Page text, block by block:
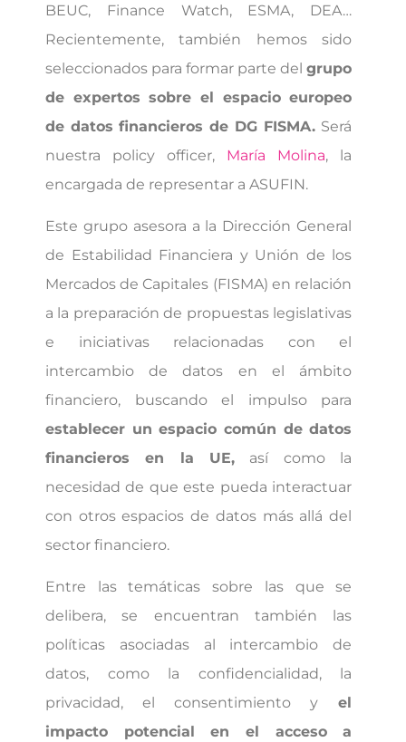
BEUC, Finance Watch, ESMA, DEA…
Recientemente, también hemos sido
seleccionados para formar parte delgrupo
de expertos sobre el espacio europeo
de datos financieros de DG FISMA. Será
nuestra policy officer, María Molina, la
encargada de representar a ASUFIN.
Este grupo asesora a la Dirección General
de Estabilidad Financiera y Unión de los
Mercados de Capitales (FISMA) en relación
a la preparación de propuestas legislativas
e iniciativas relacionadas con el
intercambio de datos en el ámbito
financiero, buscando el impulso para
establecer un espacio común de datos
financieros en la UE, así como la
necesidad de que este pueda interactuar
con otros espacios de datos más allá del
sector financiero.
Entre las temáticas sobre las que se
delibera, se encuentran también las
políticas asociadas al intercambio de
datos, como la confidencialidad, la
privacidad, el consentimiento y el
impacto potencial en el acceso a